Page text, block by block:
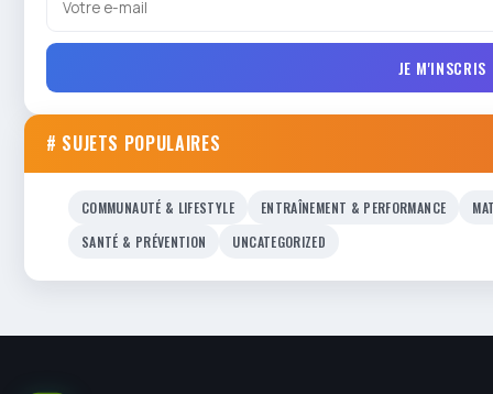
JE M'INSCRIS
# SUJETS POPULAIRES
COMMUNAUTÉ & LIFESTYLE ENTRAÎNEMENT & PERFORMANCE
SANTÉ & PRÉVENTION
UNCATEGORIZED